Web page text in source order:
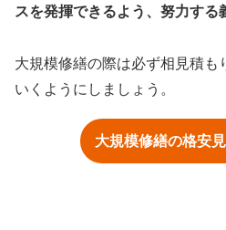
スを発揮できるよう、努力する
大規模修繕の際は必ず相見積も
いくようにしましょう。
大規模修繕の格安